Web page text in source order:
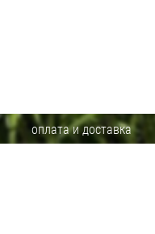
оплата и доставка